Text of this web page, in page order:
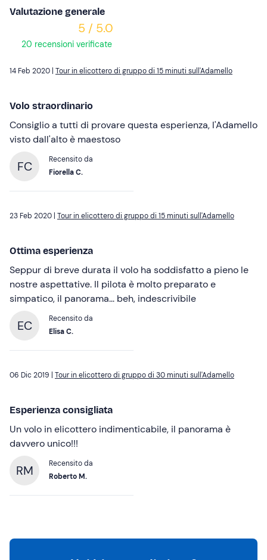
Valutazione generale
5 / 5.0
20 recensioni verificate
14 Feb 2020 | Tour in elicottero di gruppo di 15 minuti sull'Adamello
Volo straordinario
Consiglio a tutti di provare questa esperienza, l'Adamello
visto dall'alto è maestoso
FC
Recensito da
Fiorella C.
23 Feb 2020 | Tour in elicottero di gruppo di 15 minuti sull'Adamello
Ottima esperienza
Seppur di breve durata il volo ha soddisfatto a pieno le
nostre aspettative. Il pilota è molto preparato e
simpatico, il panorama... beh, indescrivibile
EC
Recensito da
Elisa C.
06 Dic 2019 | Tour in elicottero di gruppo di 30 minuti sull'Adamello
Esperienza consigliata
Un volo in elicottero indimenticabile, il panorama è
davvero unico!!!
RM
Recensito da
Roberto M.